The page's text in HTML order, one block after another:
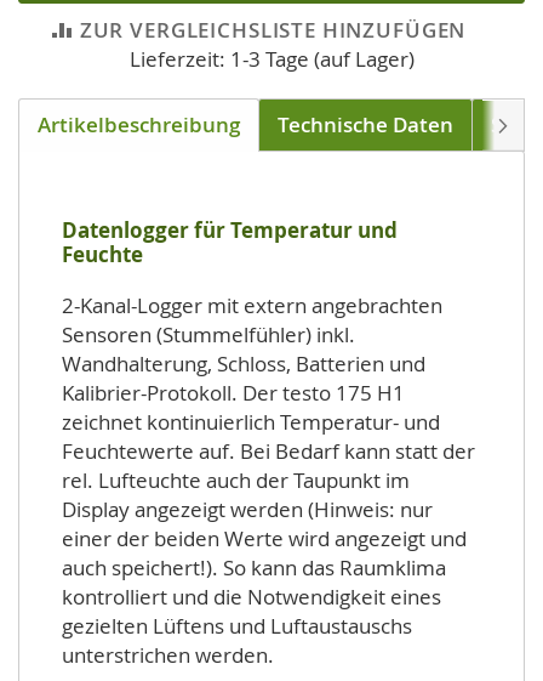
ZUR VERGLEICHSLISTE HINZUFÜGEN
Lieferzeit: 1-3 Tage (auf Lager)
Artikelbeschreibung Technische Daten
Datenlogger für Temperatur und
Feuchte
2-Kanal-Logger mit extern angebrachten
Sensoren (Stummelfühler) inkl.
Wandhalterung, Schloss, Batterien und
Kalibrier-Protokoll. Der testo 175 H1
zeichnet kontinuierlich Temperatur- und
Feuchtewerte auf. Bei Bedarf kann statt der
rel. Lufteuchte auch der Taupunkt im
Display angezeigt werden (Hinweis: nur
einer der beiden Werte wird angezeigt und
auch speichert!). So kann das Raumklima
kontrolliert und die Notwendigkeit eines
gezielten Lüftens und Luftaustauschs
unterstrichen werden.